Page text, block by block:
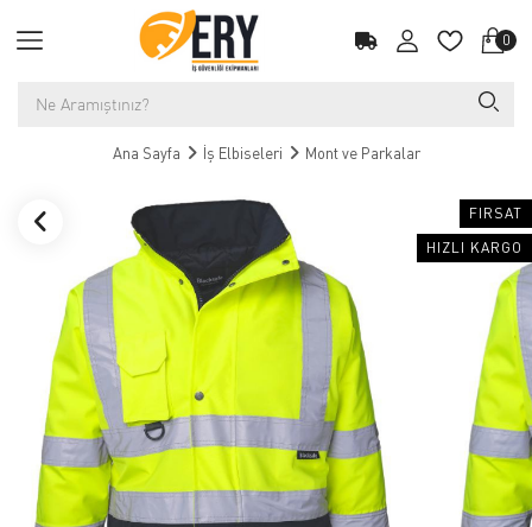
0
Ana Sayfa İş Elbiseleri Mont ve Parkalar
FIRSAT
HIZLI KARGO